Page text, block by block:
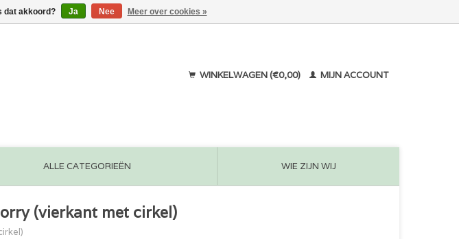
WINKELWAGEN (€0,00) MIJN ACCOUNT
ALLE CATEGORIEËN WIE ZIJN WIJ
(vierkant met cirkel)
dat akkoord? Ja Nee Meer over cookies »